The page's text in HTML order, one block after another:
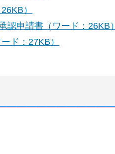
）
認申請書（ワード：26KB）
ド：27KB）